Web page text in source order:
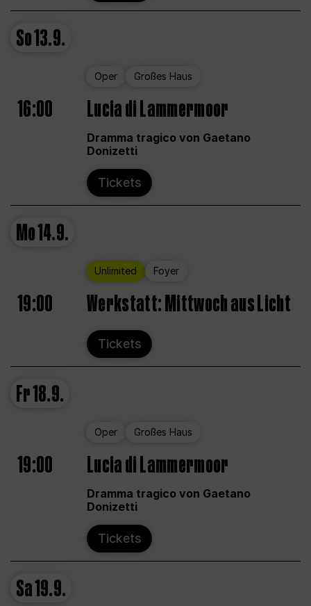
So13.9.
Oper Großes Haus
16:00 Lucia di Lammermoor
Dramma tragico von Gaetano
Donizetti
Tickets
Mo14.9.
Unlimited Foyer
19:00 Werkstatt: Mittwoch aus Licht
Tickets
Fr18.9.
Oper Großes Haus
19:00 Lucia di Lammermoor
Dramma tragico von Gaetano
Donizetti
Tickets
Sa19.9.